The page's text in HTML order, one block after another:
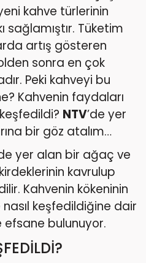
kahve türlerinin
sağlamıştır. Tüketim
artış gösteren
sonra en çok
Peki kahveyi bu
Kahvenin faydaları
NTV’de yer
bir göz atalım…
yer alan bir ağaç ve
kavrulup
Kahvenin kökeninin
keşfedildiğine dair
efsane bulunuyor.